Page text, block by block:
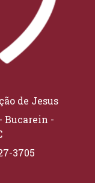
de Jesus
Bucarein -
3705